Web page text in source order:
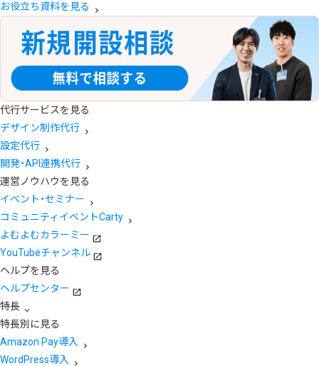
お役立ち資料を見る
代行サービスを見る
デザイン制作代行
設定代行
開発・API連携代行
運営ノウハウを見る
イベント・セミナー
コミュニティイベントCarty
よむよむカラーミー
YouTubeチャンネル
ヘルプを見る
ヘルプセンター
特長
特長別に見る
Amazon Pay導入
WordPress導入